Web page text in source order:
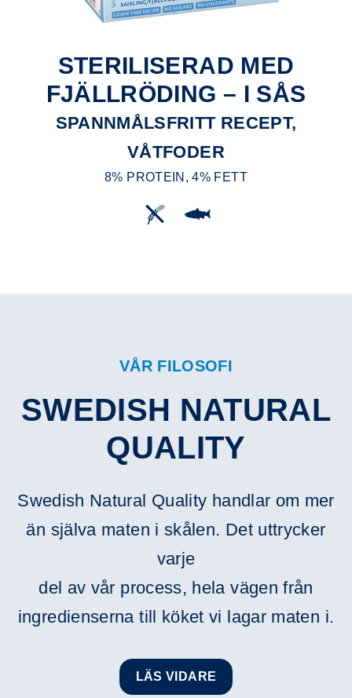
STERILISERAD MED
FJÄLLRÖDING – I SÅS
SPANNMÅLSFRITT RECEPT,
VÅTFODER
8% PROTEIN, 4% FETT
VÅR FILOSOFI
SWEDISH NATURAL
QUALITY
Swedish Natural Quality handlar om mer
än själva maten i skålen. Det uttrycker
varje
del av vår process, hela vägen från
ingredienserna till köket vi lagar maten i.
LÄS VIDARE